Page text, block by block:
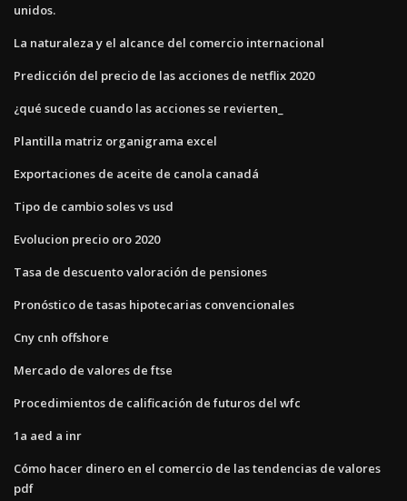
unidos.
La naturaleza y el alcance del comercio internacional
Predicción del precio de las acciones de netflix 2020
¿qué sucede cuando las acciones se revierten_
Plantilla matriz organigrama excel
Exportaciones de aceite de canola canadá
Tipo de cambio soles vs usd
Evolucion precio oro 2020
Tasa de descuento valoración de pensiones
Pronóstico de tasas hipotecarias convencionales
Cny cnh offshore
Mercado de valores de ftse
Procedimientos de calificación de futuros del wfc
1a aed a inr
Cómo hacer dinero en el comercio de las tendencias de valores
pdf